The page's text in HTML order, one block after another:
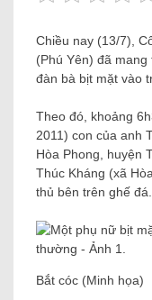
Chiều nay (13/7),
(Phú Yên) đã
đàn bà bịt mặt vào
Theo đó, khoảng
2011) con của anh
Hòa Phong, huyện
Thúc Kháng (xã
thủ bên trên ghế đá.
Bắt cóc (Minh họa)